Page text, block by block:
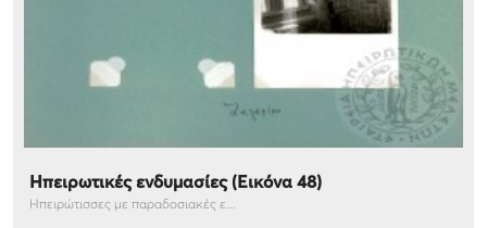
Ηπειρωτικές ενδυμασίες (Εικόνα 48)
Ηπειρώτισσες με παραδοσιακές ε...